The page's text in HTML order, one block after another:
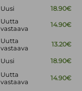
Uusi 18.90€
Uutta
vastaava
14.90€
Uutta
vastaava
13.20€
Uusi
18.90€
Uutta
vastaava
14.90€